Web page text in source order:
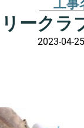
工事
ークラ
2023-04-25